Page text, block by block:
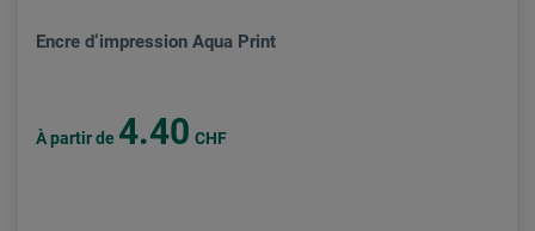
Encre d‘impression Aqua Print
À partir de 4.40 CHF